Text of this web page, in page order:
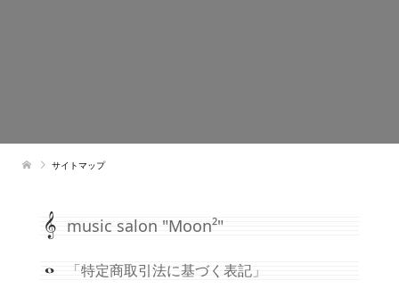
サイトマップ
music salon "Moon²"
「特定商取引法に基づく表記」